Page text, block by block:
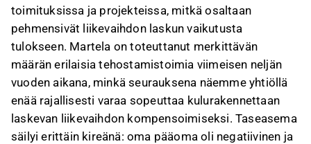
toimituksissa ja projekteissa, mitkä osaltaan
pehmensivät liikevaihdon laskun vaikutusta
tulokseen. Martela on toteuttanut merkittävän
määrän erilaisia tehostamistoimia viimeisen neljän
vuoden aikana, minkä seurauksena näemme yhtiöllä
enää rajallisesti varaa sopeuttaa kulurakennettaan
laskevan liikevaihdon kompensoimiseksi. Taseasema
säilyi erittäin kireänä: oma pääoma oli negatiivinen ja